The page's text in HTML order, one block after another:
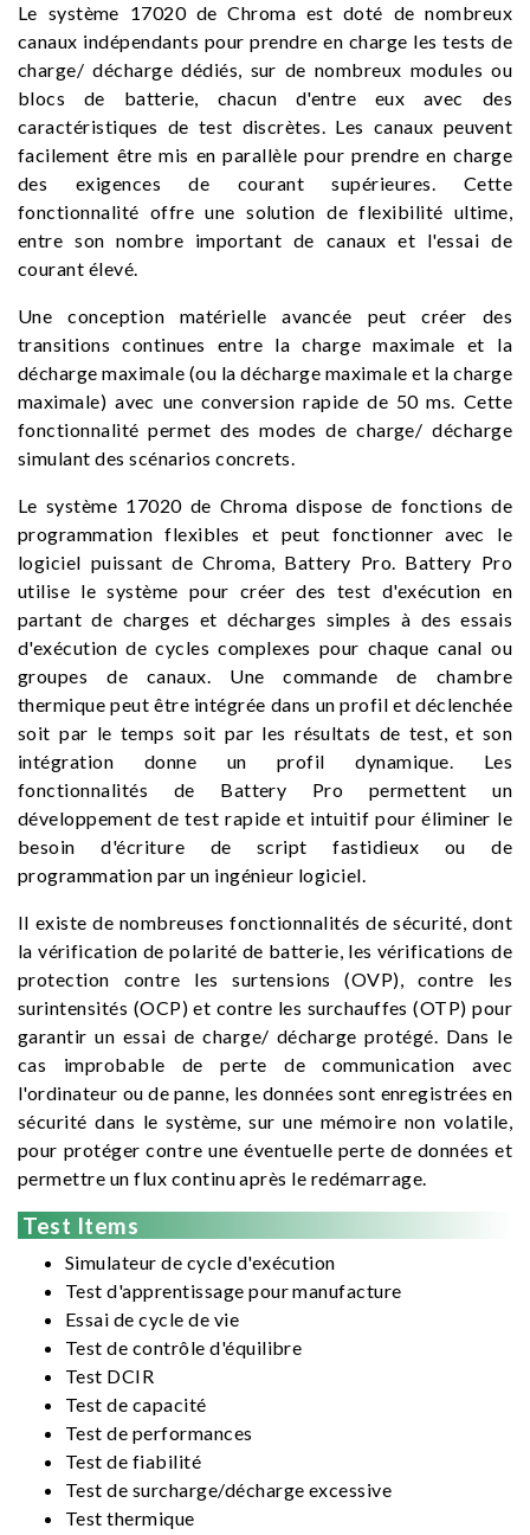
Le système 17020 de Chroma est doté de nombreux
canaux indépendants pour prendre en charge les tests de
charge/ décharge dédiés, sur de nombreux modules ou
blocs de batterie, chacun d'entre eux avec des
caractéristiques de test discrètes. Les canaux peuvent
facilement être mis en parallèle pour prendre en charge
des exigences de courant supérieures. Cette
fonctionnalité offre une solution de flexibilité ultime,
entre son nombre important de canaux et l'essai de
courant élevé.
Une conception matérielle avancée peut créer des
transitions continues entre la charge maximale et la
décharge maximale (ou la décharge maximale et la charge
maximale) avec une conversion rapide de 50 ms. Cette
fonctionnalité permet des modes de charge/ décharge
simulant des scénarios concrets.
Le système 17020 de Chroma dispose de fonctions de
programmation flexibles et peut fonctionner avec le
logiciel puissant de Chroma, Battery Pro. Battery Pro
utilise le système pour créer des test d'exécution en
partant de charges et décharges simples à des essais
d'exécution de cycles complexes pour chaque canal ou
groupes de canaux. Une commande de chambre
thermique peut être intégrée dans un profil et déclenchée
soit par le temps soit par les résultats de test, et son
intégration donne un profil dynamique. Les
fonctionnalités de Battery Pro permettent un
développement de test rapide et intuitif pour éliminer le
besoin d'écriture de script fastidieux ou de
programmation par un ingénieur logiciel.
Il existe de nombreuses fonctionnalités de sécurité, dont
la vérification de polarité de batterie, les vérifications de
protection contre les surtensions (OVP), contre les
surintensités (OCP) et contre les surchauffes (OTP) pour
garantir un essai de charge/ décharge protégé. Dans le
cas improbable de perte de communication avec
l'ordinateur ou de panne, les données sont enregistrées en
sécurité dans le système, sur une mémoire non volatile,
pour protéger contre une éventuelle perte de données et
permettre un flux continu après le redémarrage.
Test Items
Simulateur de cycle d'exécution
Test d'apprentissage pour manufacture
Essai de cycle de vie
Test de contrôle d'équilibre
Test DCIR
Test de capacité
Test de performances
Test de fiabilité
Test de surcharge/décharge excessive
Test thermique